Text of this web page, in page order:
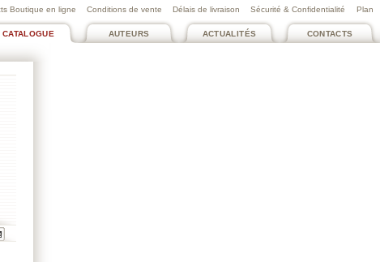
Plan
Boutique en ligne Conditions de vente Délais de livraison Sécurité & Confidentialité
CONTACTS
ACTUALITÉS
AUTEURS
CATALOGUE